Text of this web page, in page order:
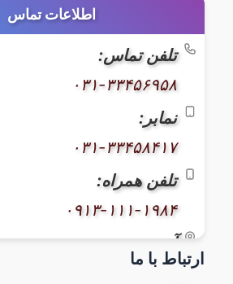
اطلاعات تماس
تلفن تماس:
۰۳۱-۳۳۴۵۶۹۵۸
نمابر:
۰۳۱-۳۳۴۵۸۴۱۷
تلفن همراه:
۰۹۱۳-۱۱۱-۱۹۸۴
آدرس:
اصفهان، خیابان کاوه،
ارتباط با ما